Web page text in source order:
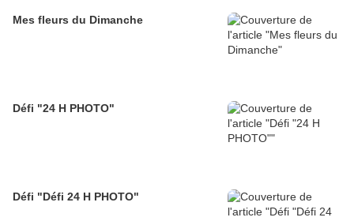
Mes fleurs du Dimanche
Défi "24 H PHOTO"
Défi "Défi 24 H PHOTO"